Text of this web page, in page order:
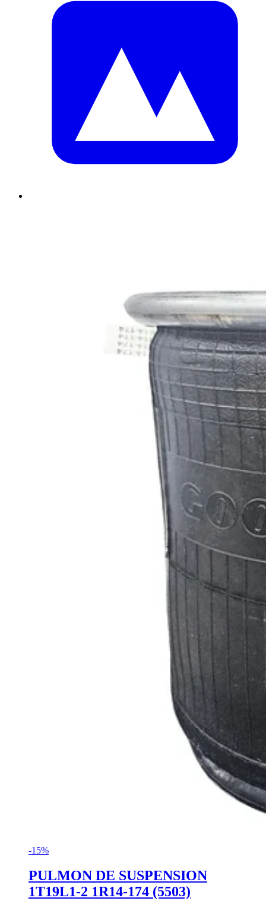
-15%
PULMON DE SUSPENSION
1T19L1-2 1R14-174 (5503)